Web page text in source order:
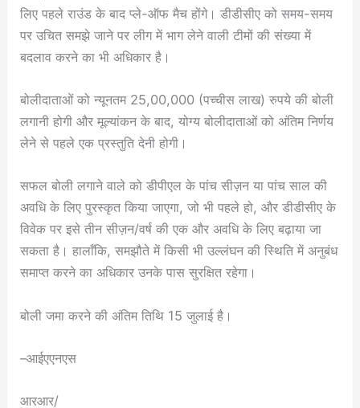
लिए पहले राउंड के बाद प्ले-ऑफ मैच होंगे। डीडीसीए को समय-समय
पर उचित समझे जाने पर लीग में भाग लेने वाली टीमों की संख्या में
बदलाव करने का भी अधिकार है।
बोलीदाताओं को न्यूनतम 25,00,000 (पच्चीस लाख) रुपये की बोली
लगानी होगी और मूल्यांकन के बाद, योग्य बोलीदाताओं को अंतिम निर्णय
लेने से पहले एक प्रस्तुति देनी होगी।
सफल बोली लगाने वाले को डीपीएल के पांच सीज़न या पांच साल की
अवधि के लिए पुरस्कृत किया जाएगा, जो भी पहले हो, और डीडीसीए के
विवेक पर इसे तीन सीज़न/वर्ष की एक और अवधि के लिए बढ़ाया जा
सकता है। हालाँकि, समझौते में किसी भी उल्लंघन की स्थिति में अनुबंध
समाप्त करने का अधिकार उनके पास सुरक्षित रहेगा।
बोली जमा करने की अंतिम तिथि 15 जुलाई है।
–आईएएनएस
आरआर/